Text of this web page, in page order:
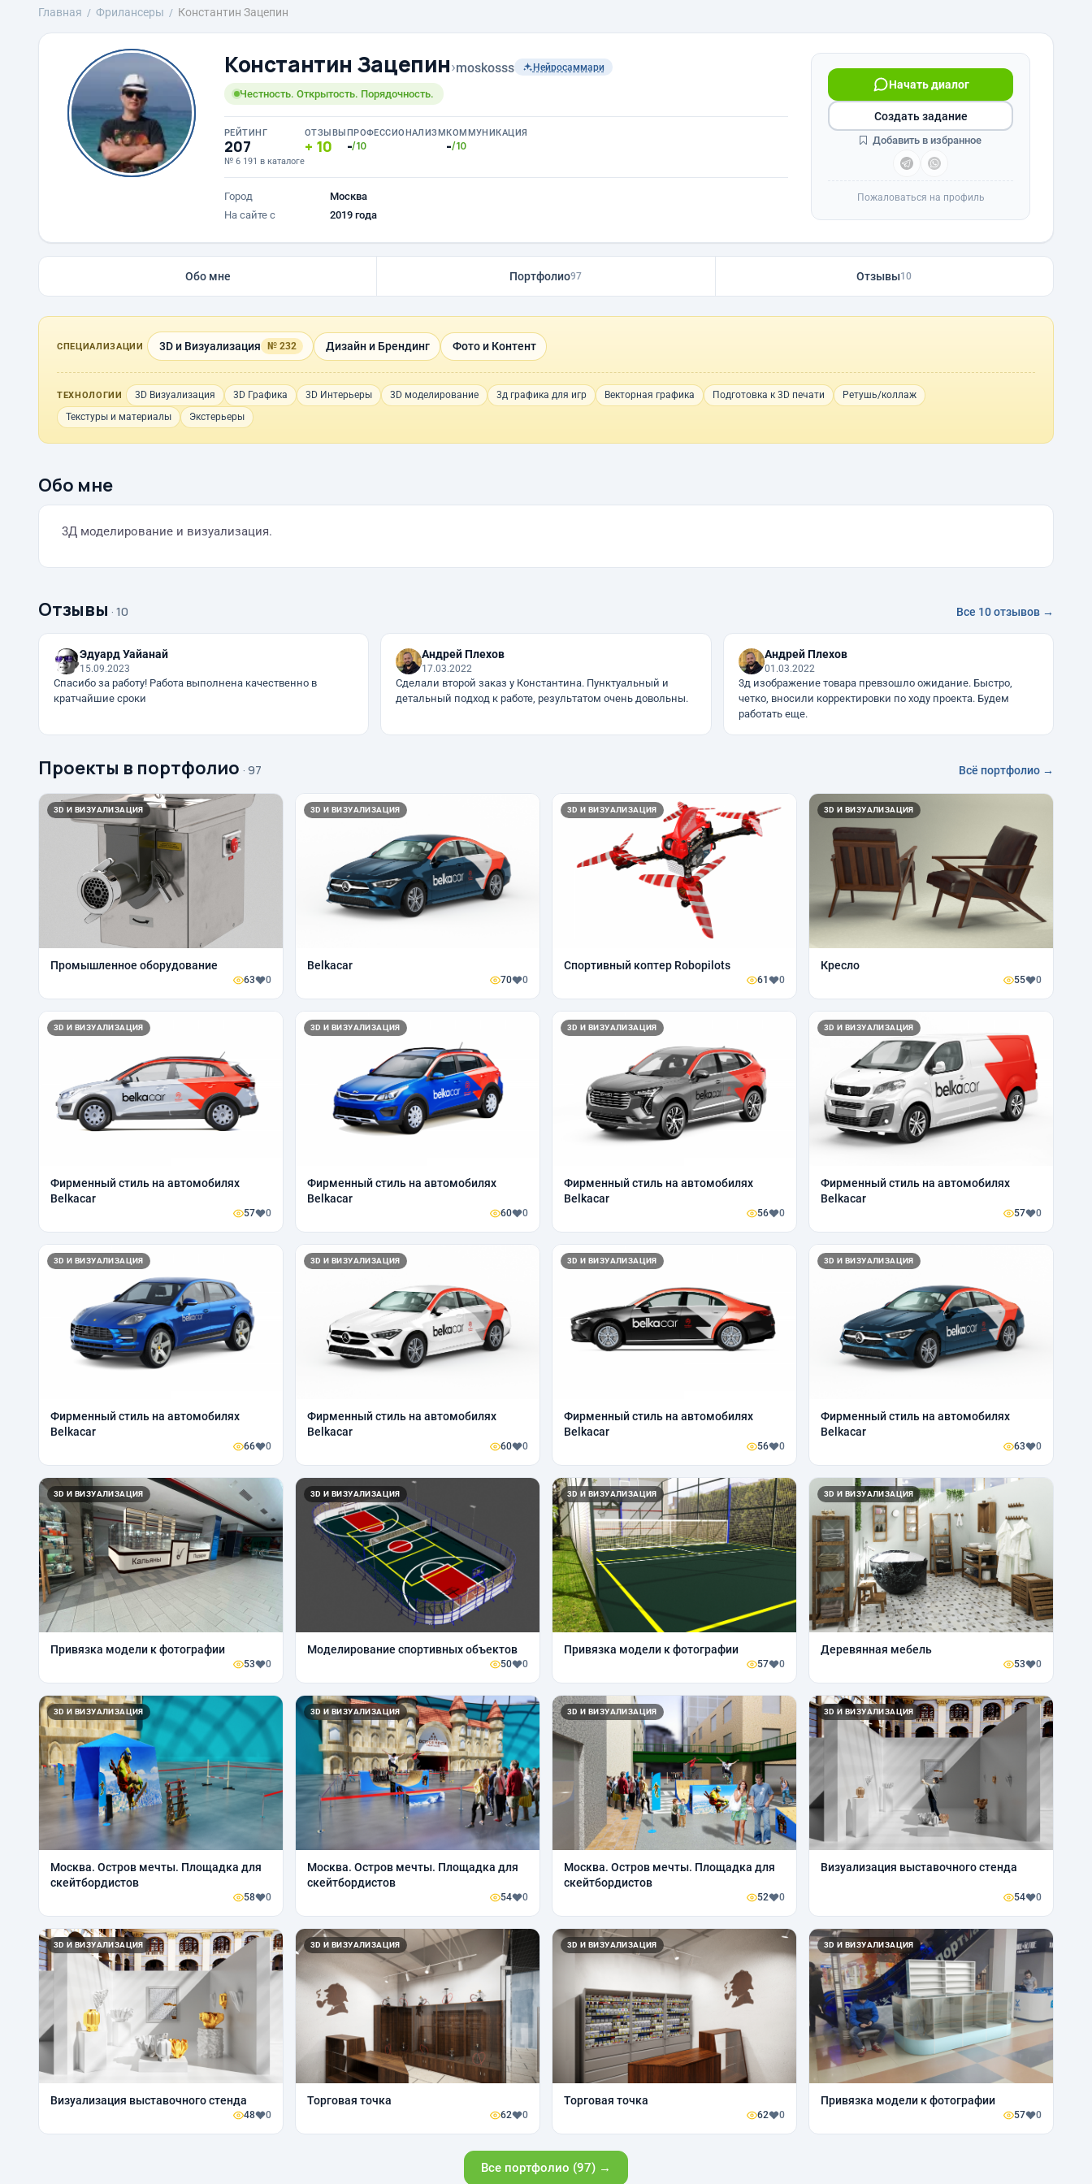
Главная Фрилансеры Константин Зацепин
Константин Зацепин›moskosss Нейросаммари
Честность. Открытость. Порядочность.
РЕЙТИНГ
207
№ 6 191 в каталоге
ОТЗЫВЫ
10
ПРОФЕССИОНАЛИЗМ
-/10
КОММУНИКАЦИЯ
-/10
Город
Москва
На сайте с
2019 года
Начать диалог
Создать задание
Добавить в избранное
Пожаловаться на профиль
Обо мне Портфолио97 Отзывы10
СПЕЦИАЛИЗАЦИИ 3D и Визуализация № 232 Дизайн и Брендинг Фото и Контент
ТЕХНОЛОГИИ 3D Визуализация 3D Графика 3D Интерьеры 3D моделирование 3д графика для игр Векторная графика Подготовка к 3D печати
Ретушь/коллаж
Текстуры и материалы
Экстерьеры
Обо мне
3Д моделирование и визуализация.
Отзывы · 10 Все 10 отзывов →
Эдуард Уайанай
15.09.2023
Спасибо за работу! Работа выполнена качественно в
кратчайшие сроки
Андрей Плехов
17.03.2022
Сделали второй заказ у Константина. Пунктуальный и
детальный подход к работе, результатом очень довольны.
Андрей Плехов
01.03.2022
3д изображение товара превзошло ожидание. Быстро,
четко, вносили корректировки по ходу проекта. Будем
работать еще.
Проекты в портфолио · 97 Всё портфолио →
3D И ВИЗУАЛИЗАЦИЯ
Промышленное оборудование
63 0
3D И ВИЗУАЛИЗАЦИЯ
Belkacar
70 0
3D И ВИЗУАЛИЗАЦИЯ
Спортивный коптер Robopilots
61 0
3D И ВИЗУАЛИЗАЦИЯ
Кресло
55 0
3D И ВИЗУАЛИЗАЦИЯ
Фирменный стиль на автомобилях
Belkacar
57 0
3D И ВИЗУАЛИЗАЦИЯ
Фирменный стиль на автомобилях
Belkacar
60 0
3D И ВИЗУАЛИЗАЦИЯ
Фирменный стиль на автомобилях
Belkacar
56 0
3D И ВИЗУАЛИЗАЦИЯ
Фирменный стиль на автомобилях
Belkacar
57 0
3D И ВИЗУАЛИЗАЦИЯ
Фирменный стиль на автомобилях
Belkacar
66 0
3D И ВИЗУАЛИЗАЦИЯ
Фирменный стиль на автомобилях
Belkacar
60 0
3D И ВИЗУАЛИЗАЦИЯ
Фирменный стиль на автомобилях
Belkacar
56 0
3D И ВИЗУАЛИЗАЦИЯ
Фирменный стиль на автомобилях
Belkacar
63 0
3D И ВИЗУАЛИЗАЦИЯ
Привязка модели к фотографии
53 0
3D И ВИЗУАЛИЗАЦИЯ
Моделирование спортивных объектов
50 0
3D И ВИЗУАЛИЗАЦИЯ
Привязка модели к фотографии
57 0
3D И ВИЗУАЛИЗАЦИЯ
Деревянная мебель
53 0
3D И ВИЗУАЛИЗАЦИЯ
Москва. Остров мечты. Площадка для
скейтбордистов
58 0
3D И ВИЗУАЛИЗАЦИЯ
Москва. Остров мечты. Площадка для
скейтбордистов
54 0
3D И ВИЗУАЛИЗАЦИЯ
Москва. Остров мечты. Площадка для
скейтбордистов
52 0
3D И ВИЗУАЛИЗАЦИЯ
Визуализация выставочного стенда
54 0
3D И ВИЗУАЛИЗАЦИЯ
Визуализация выставочного стенда
48 0
3D И ВИЗУАЛИЗАЦИЯ
Торговая точка
62 0
3D И ВИЗУАЛИЗАЦИЯ
Торговая точка
62 0
3D И ВИЗУАЛИЗАЦИЯ
Привязка модели к фотографии
57 0
Все портфолио (97) →